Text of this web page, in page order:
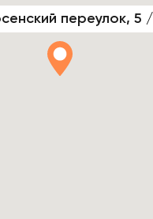
переулок, 5 /